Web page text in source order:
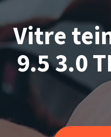
Vitre
9.5 3.0